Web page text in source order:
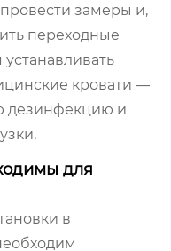
замеры и,
переходные
кровати —
дезинфекцию и
для
в